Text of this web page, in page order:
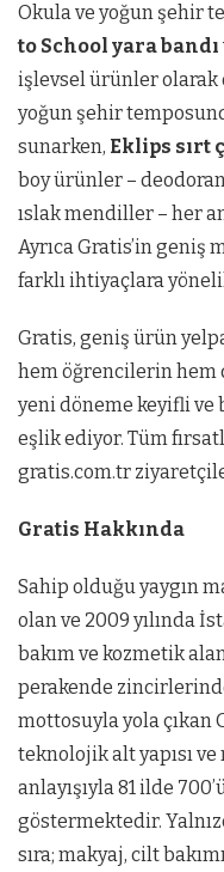
Okula ve yoğun şehir
to School yara bandı
işlevsel ürünler olarak
yoğun şehir
sunarken, Eklips sırt
boy ürünler –
ıslak mendiller – her
Ayrıca Gratis’in geniş
farklı ihtiyaçlara
Gratis, geniş ürün
hem öğrencilerin hem
yeni döneme keyifli ve
eşlik ediyor. Tüm
gratis.com.tr
Gratis Hakkında
Sahip olduğu yaygın
olan ve 2009 yılında
bakım ve kozmetik
perakende
mottosuyla yola çıkan
teknolojik alt yapısı
anlayışıyla 81 ilde
göstermektedir.
sıra; makyaj, cilt